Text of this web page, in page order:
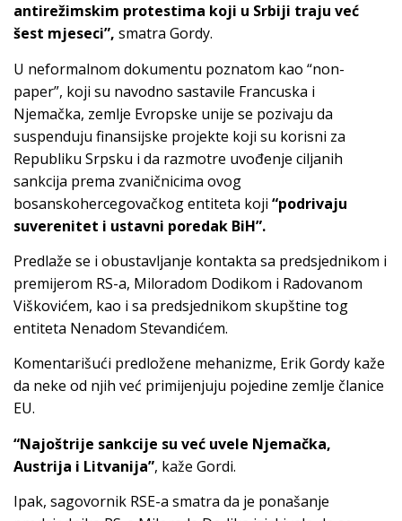
antirežimskim protestima koji u Srbiji traju već
šest mjeseci”, smatra Gordy.
U neformalnom dokumentu poznatom kao “non-
paper”, koji su navodno sastavile Francuska i
Njemačka, zemlje Evropske unije se pozivaju da
suspenduju finansijske projekte koji su korisni za
Republiku Srpsku i da razmotre uvođenje ciljanih
sankcija prema zvaničnicima ovog
bosanskohercegovačkog entiteta koji “podrivaju
suverenitet i ustavni poredak BiH”.
Predlaže se i obustavljanje kontakta sa predsjednikom i
premijerom RS-a, Miloradom Dodikom i Radovanom
Viškovićem, kao i sa predsjednikom skupštine tog
entiteta Nenadom Stevandićem.
Komentarišući predložene mehanizme, Erik Gordy kaže
da neke od njih već primijenjuju pojedine zemlje članice
EU.
“Najoštrije sankcije su već uvele Njemačka,
Austrija i Litvanija”, kaže Gordi.
Ipak, sagovornik RSE-a smatra da je ponašanje